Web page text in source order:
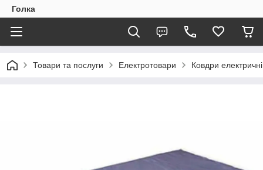
Голка
Товари та послуги Електротовари Ковдри